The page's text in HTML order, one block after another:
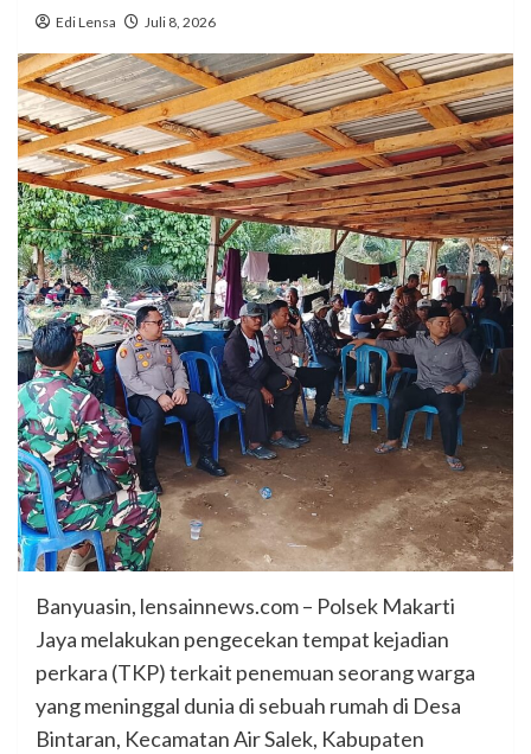
Edi Lensa Juli 8, 2026
Banyuasin, lensainnews.com – Polsek Makarti
Jaya melakukan pengecekan tempat kejadian
perkara (TKP) terkait penemuan seorang warga
yang meninggal dunia di sebuah rumah di Desa
Bintaran, Kecamatan Air Salek, Kabupaten